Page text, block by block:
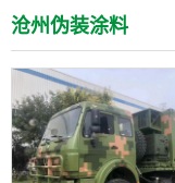
沧州伪装涂料